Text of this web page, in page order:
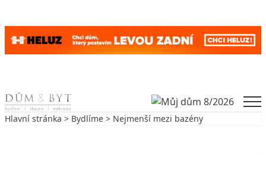
Skip to content
Hlavní stránka > Bydlíme > Nejmenší mezi bazény